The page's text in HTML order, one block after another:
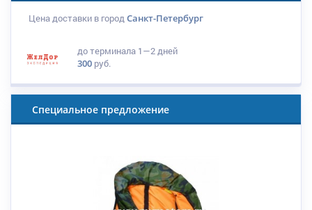
Цена доставки в город Санкт-Петербург
до терминала 1—2 дней
300 руб.
Специальное предложение